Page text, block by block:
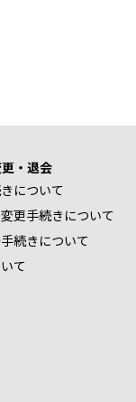
・退会
について
更手続きについて
続きについて
て